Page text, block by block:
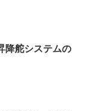
降舵システムの